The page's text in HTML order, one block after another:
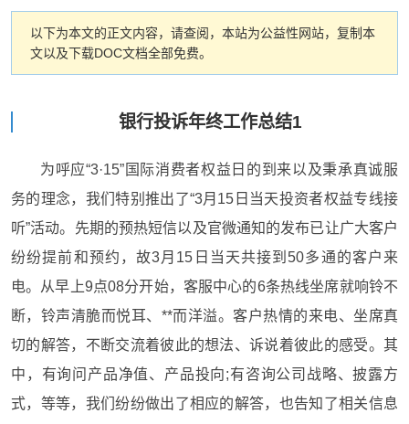
以下为本文的正文内容，请查阅，本站为公益性网站，复制本
文以及下载DOC文档全部免费。
银行投诉年终工作总结1
为呼应“3·15”国际消费者权益日的到来以及秉承真诚服
务的理念，我们特别推出了“3月15日当天投资者权益专线接
听”活动。先期的预热短信以及官微通知的发布已让广大客户
纷纷提前和预约，故3月15日当天共接到50多通的客户来
电。从早上9点08分开始，客服中心的6条热线坐席就响铃不
断，铃声清脆而悦耳、**而洋溢。客户热情的来电、坐席真
切的解答，不断交流着彼此的想法、诉说着彼此的感受。其
中，有询问产品净值、产品投向;有咨询公司战略、披露方
式，等等，我们纷纷做出了相应的解答，也告知了相关信息